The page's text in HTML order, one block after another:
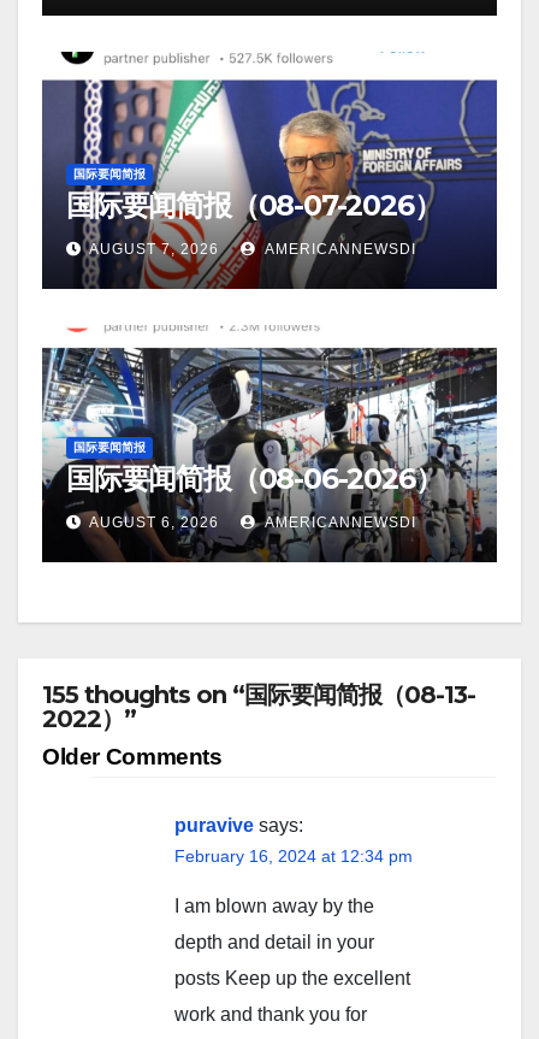
国际要闻简报
国际要闻简报（08-07-2026）
AUGUST 7, 2026 AMERICANNEWSDI
国际要闻简报
国际要闻简报（08-06-2026）
AUGUST 6, 2026 AMERICANNEWSDI
155 thoughts on “国际要闻简报（08-13-
2022）”
Comment
Older Comments
puravive says:
February 16, 2024 at 12:34 pm
I am blown away by the
depth and detail in your
posts Keep up the excellent
work and thank you for